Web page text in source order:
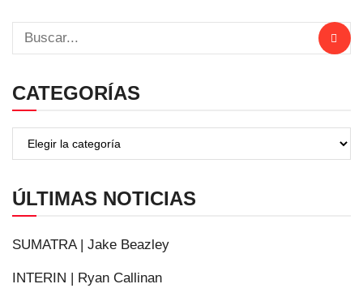
CATEGORÍAS
ÚLTIMAS NOTICIAS
SUMATRA | Jake Beazley
INTERIN | Ryan Callinan